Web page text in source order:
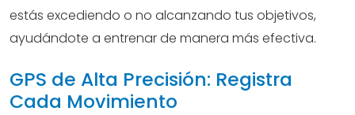
estás excediendo o no alcanzando tus objetivos,
ayudándote a entrenar de manera más efectiva.
GPS de Alta Precisión: Registra
Cada Movimiento